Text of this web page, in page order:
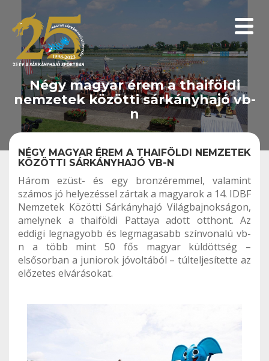
Négy magyar érem a thaiföldi
nemzetek közötti sárkányhajó vb-
n
NÉGY MAGYAR ÉREM A THAIFÖLDI NEMZETEK
KÖZÖTTI SÁRKÁNYHAJÓ VB-N
Három ezüst- és egy bronzéremmel, valamint
számos jó helyezéssel zártak a magyarok a 14. IDBF
Nemzetek Közötti Sárkányhajó Világbajnokságon,
amelynek a thaiföldi Pattaya adott otthont. Az
eddigi legnagyobb és legmagasabb színvonalú vb-
n a több mint 50 fős magyar küldöttség –
elsősorban a juniorok jóvoltából – túlteljesítette az
előzetes elvárásokat.